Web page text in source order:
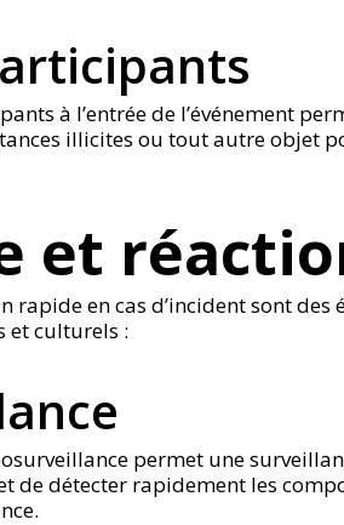
à l’entrée de l’événement
illicites ou tout autre objet
et
rapide en cas d’incident sont des
et culturels :
permet une
de détecter rapidement les